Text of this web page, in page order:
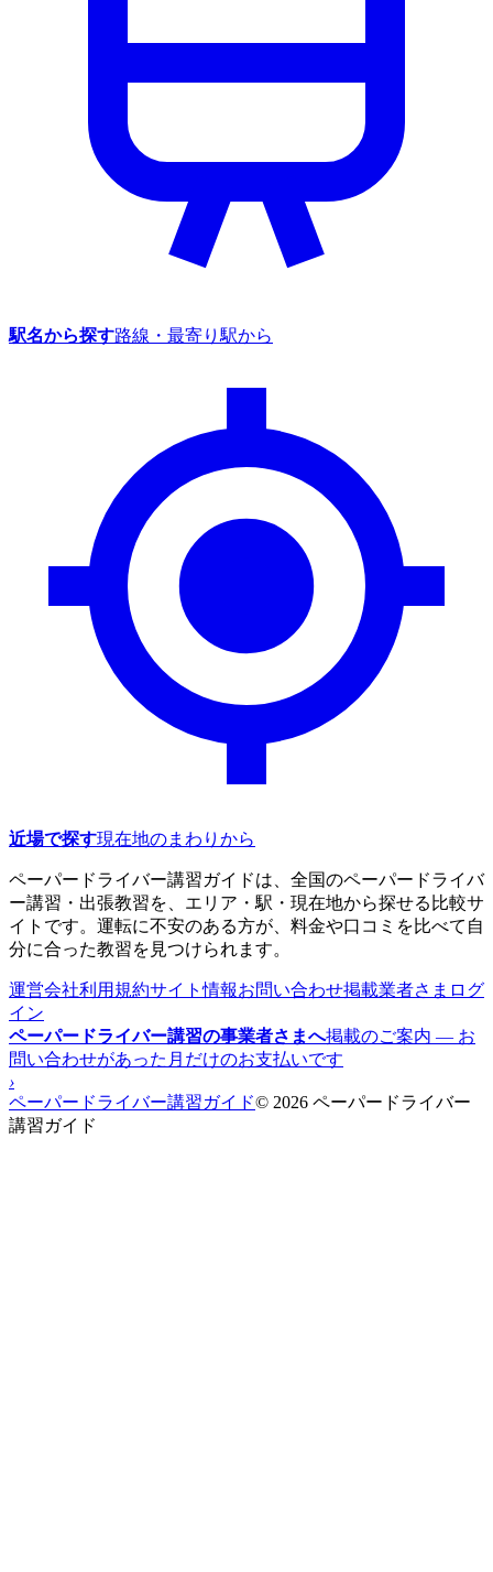
駅名から探す路線・最寄り駅から
近場で探す現在地のまわりから
ペーパードライバー講習ガイドは、全国のペーパードライバ
ー講習・出張教習を、エリア・駅・現在地から探せる比較サ
イトです。運転に不安のある方が、料金や口コミを比べて自
分に合った教習を見つけられます。
運営会社利用規約サイト情報お問い合わせ掲載業者さまログ
イン
ペーパードライバー講習の事業者さまへ掲載のご案内 — お
問い合わせがあった月だけのお支払いです
›
ペーパードライバー講習ガイド© 2026 ペーパードライバー
講習ガイド